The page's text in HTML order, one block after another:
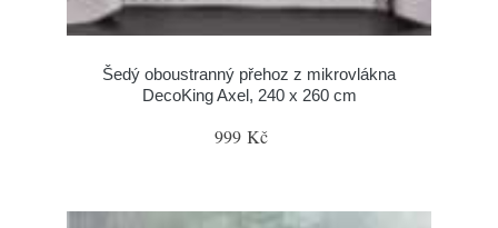
Šedý oboustranný přehoz z mikrovlákna
DecoKing Axel, 240 x 260 cm
999 Kč